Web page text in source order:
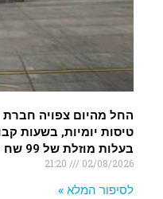
טיסות יומיות, בשעות
בעלות מוזלת של 99 שח לכרטיס לכיוון
02/08/2026
לסיפור המלא »